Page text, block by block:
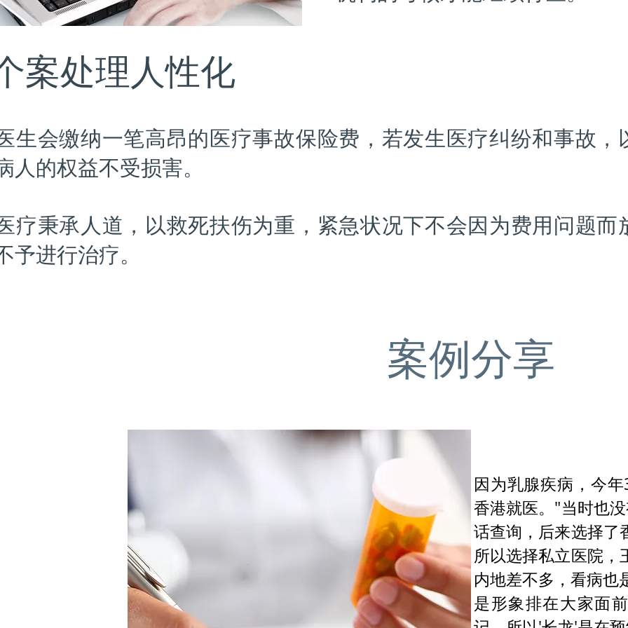
案处理人性化
生会缴纳一笔高昂的医疗事故保险费，若发生医疗纠纷和事故，
人的权益不受损害。
疗秉承人道，以救死扶伤为重，紧急状况下不会因为费用问题而
予进行治疗。
案例分享
因为乳腺疾病，今
香港就医。"当时也
话查询，后来选择了
所以选择私立医院，
内地差不多，看病也
是形象排在大家面